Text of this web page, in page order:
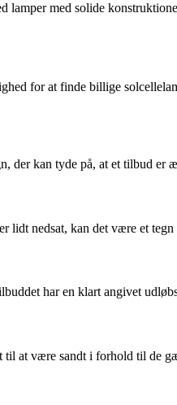
med solide
for at finde billige
der kan tyde på, at et tilbud er
nedsat, kan det være et
har en klart angivet
at være sandt i forhold til de